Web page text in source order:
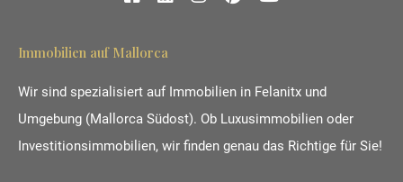
Immobilien auf Mallorca
Wir sind spezialisiert auf Immobilien in Felanitx und
Umgebung (Mallorca Südost). Ob Luxusimmobilien oder
Investitionsimmobilien, wir finden genau das Richtige für Sie!